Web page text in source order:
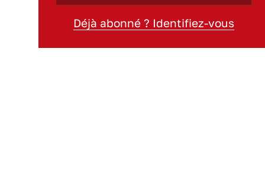
Déjà abonné ? Identifiez-vous